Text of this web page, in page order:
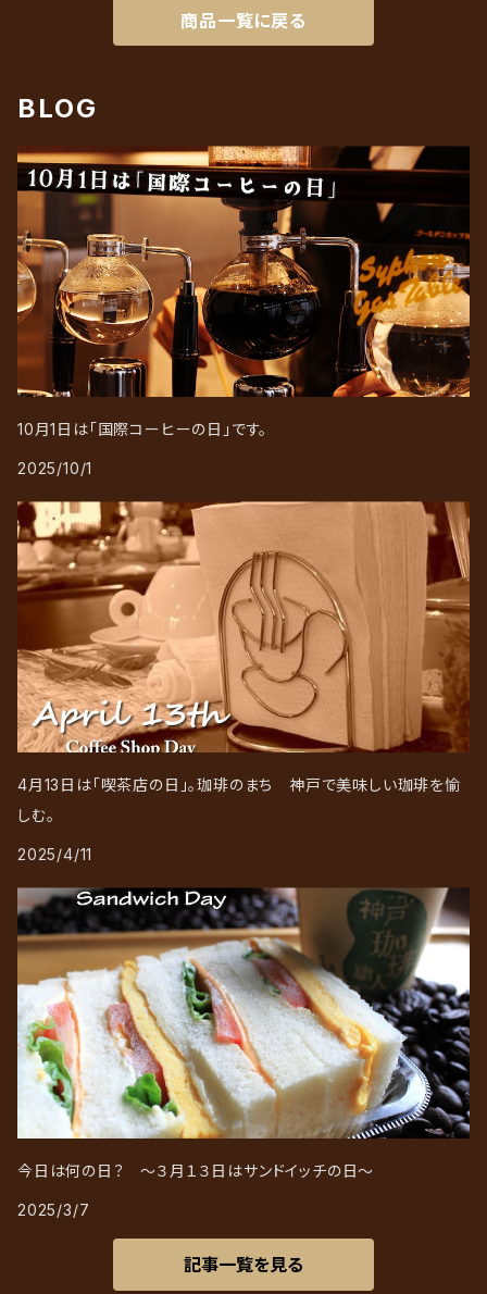
商品一覧に戻る
BLOG
10月1日は「国際コーヒーの日」です。
2025/10/1
4月13日は「喫茶店の日」。珈琲のまち 神戸で美味しい珈琲を愉
しむ。
2025/4/11
今日は何の日？ ～３月１３日はサンドイッチの日～
2025/3/7
記事一覧を見る